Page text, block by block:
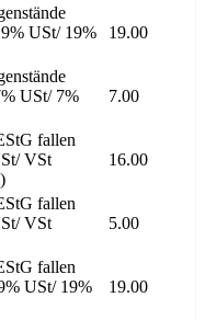
USt/ 19%
19.00
USt/ 7%
7.00
fallen
VSt
16.00
fallen
VSt
5.00
fallen
USt/ 19%
19.00